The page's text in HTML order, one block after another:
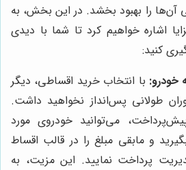
آن‌ها را بهبود بخشد. در این بخش، به
اشاره خواهیم کرد تا شما با دیدی
کنید:
خودرو: با انتخاب خرید اقساطی، دیگر
طولانی پس‌انداز نخواهید داشت.
می‌توانید خودروی مورد
و مابقی مبلغ را در قالب اقساط
پرداخت نمایید. این مزیت، به